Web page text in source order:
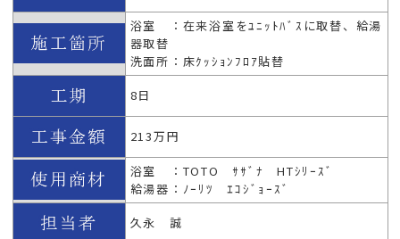
浴室 ：在来浴室をﾕﾆｯﾄﾊﾞｽに取替、給湯
器取替
洗面所：床ｸｯｼｮﾝﾌﾛｱ貼替
8日
213万円
浴室 ：TOTO ｻｻﾞﾅ HTｼﾘｰｽﾞ
給湯器：ﾉｰﾘﾂ ｴｺｼﾞｮｰｽﾞ
久永 誠